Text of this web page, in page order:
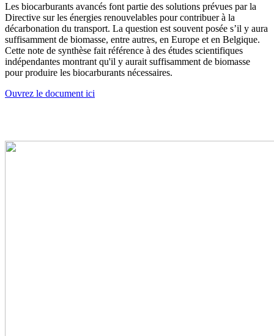
Les biocarburants avancés font partie des solutions prévues par la
Directive sur les énergies renouvelables pour contribuer à la
décarbonation du transport. La question est souvent posée s’il y aura
suffisamment de biomasse, entre autres, en Europe et en Belgique.
Cette note de synthèse fait référence à des études scientifiques
indépendantes montrant qu'il y aurait suffisamment de biomasse
pour produire les biocarburants nécessaires.
Ouvrez le document ici